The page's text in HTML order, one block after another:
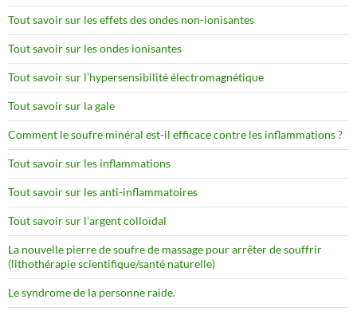
Tout savoir sur les effets des ondes non-ionisantes
Tout savoir sur les ondes ionisantes
Tout savoir sur l’hypersensibilité électromagnétique
Tout savoir sur la gale
Comment le soufre minéral est-il efficace contre les inflammations ?
Tout savoir sur les inflammations
Tout savoir sur les anti-inflammatoires
Tout savoir sur l’argent colloïdal
La nouvelle pierre de soufre de massage pour arrêter de souffrir
(lithothérapie scientifique/santé naturelle)
Le syndrome de la personne raide.